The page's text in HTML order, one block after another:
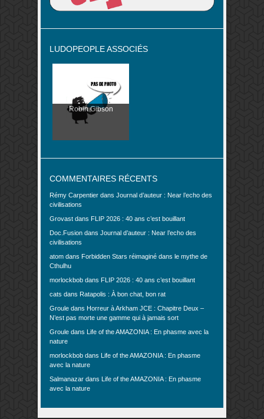
LUDOPEOPLE ASSOCIÉS
Robin Gibson
COMMENTAIRES RÉCENTS
Rémy Carpentier dans Journal d’auteur : Near l’echo des
civilisations
Grovast dans FLIP 2026 : 40 ans c’est bouillant
Doc.Fusion dans Journal d’auteur : Near l’echo des
civilisations
atom dans Forbidden Stars réimaginé dans le mythe de
Cthulhu
morlockbob dans FLIP 2026 : 40 ans c’est bouillant
cats dans Ratapolis : À bon chat, bon rat
Groule dans Horreur à Arkham JCE : Chapitre Deux –
N’est pas morte une gamme qui à jamais sort
Groule dans Life of the AMAZONIA : En phasme avec la
nature
morlockbob dans Life of the AMAZONIA : En phasme
avec la nature
Salmanazar dans Life of the AMAZONIA : En phasme
avec la nature